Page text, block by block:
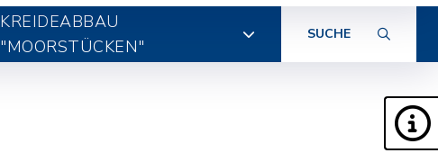
KREIDEABBAU
"MOORSTÜCKEN"
SUCHE